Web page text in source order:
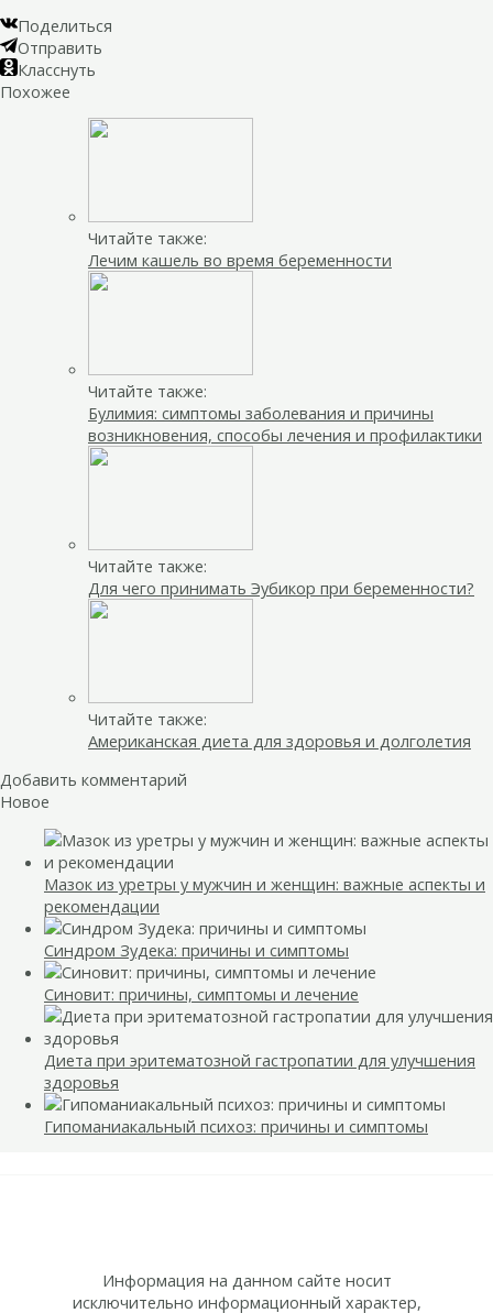
Поделиться
Отправить
Класснуть
Похожее
Читайте также:
Лечим кашель во время беременности
Читайте также:
Булимия: симптомы заболевания и причины
возникновения, способы лечения и профилактики
Читайте также:
Для чего принимать Эубикор при беременности?
Читайте также:
Американская диета для здоровья и долголетия
Добавить комментарий
Новое
Мазок из уретры у мужчин и женщин: важные аспекты и
рекомендации
Синдром Зудека: причины и симптомы
Синовит: причины, симптомы и лечение
Диета при эритематозной гастропатии для улучшения
здоровья
Гипоманиакальный психоз: причины и симптомы
Информация на данном сайте носит
исключительно информационный характер,